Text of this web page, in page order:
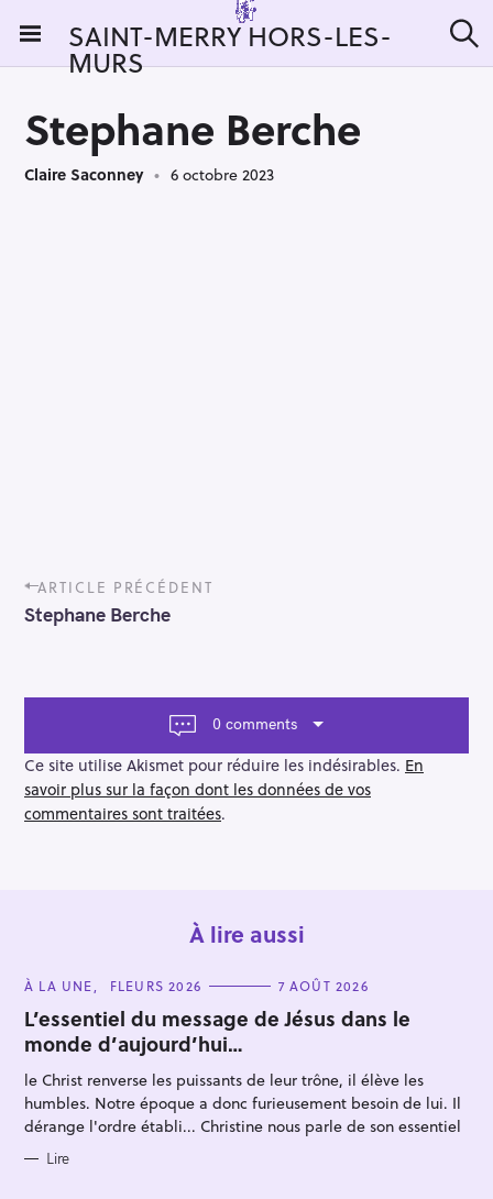
i
SAINT-MERRY HORS-LES-
MURS e
Stephane Berche
Claire Saconney 6 octobre 2023
P
o
s
a
g
a
t
i
ARTICLE PRÉCÉDENT
Stephane Berche
0 comments
Ce site utilise Akismet pour réduire les indésirables. En
savoir plus sur la façon dont les données de vos
commentaires sont traitées.
À lire aussi
C
T
E
G
O
R
I
E
S
À LA UNE FLEURS 2026 7 AOÛT 2026
L’essentiel du message de Jésus dans le
monde d’aujourd’hui…
le Christ renverse les puissants de leur trône, il élève les
humbles. Notre époque a donc furieusement besoin de lui. Il
dérange l'ordre établi... Christine nous parle de son essentiel
Lire
R